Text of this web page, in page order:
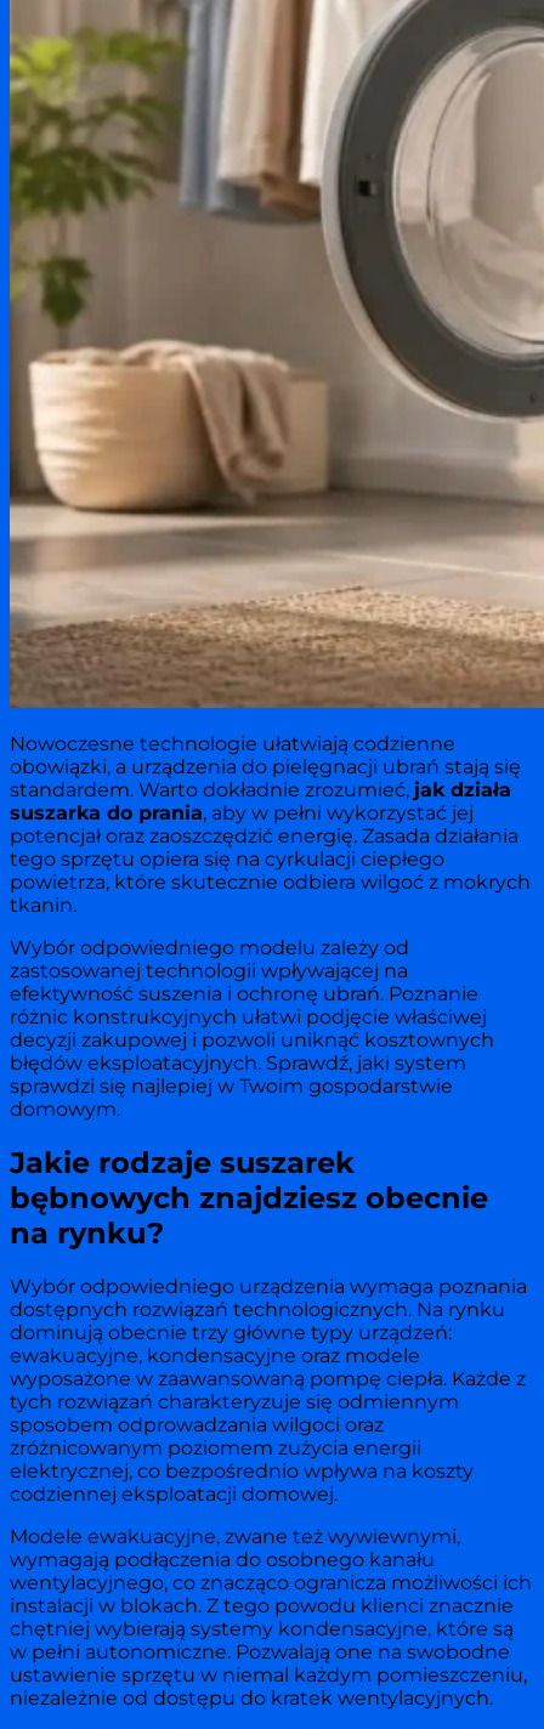
Nowoczesne technologie ułatwiają codzienne
obowiązki, a urządzenia do pielęgnacji ubrań stają się
standardem. Warto dokładnie zrozumieć, jak działa
suszarka do prania, aby w pełni wykorzystać jej
potencjał oraz zaoszczędzić energię. Zasada działania
tego sprzętu opiera się na cyrkulacji ciepłego
powietrza, które skutecznie odbiera wilgoć z mokrych
tkanin.
Wybór odpowiedniego modelu zależy od
zastosowanej technologii wpływającej na
efektywność suszenia i ochronę ubrań. Poznanie
różnic konstrukcyjnych ułatwi podjęcie właściwej
decyzji zakupowej i pozwoli uniknąć kosztownych
błędów eksploatacyjnych. Sprawdź, jaki system
sprawdzi się najlepiej w Twoim gospodarstwie
domowym.
Jakie rodzaje suszarek
bębnowych znajdziesz obecnie
na rynku?
Wybór odpowiedniego urządzenia wymaga poznania
dostępnych rozwiązań technologicznych. Na rynku
dominują obecnie trzy główne typy urządzeń:
ewakuacyjne, kondensacyjne oraz modele
wyposażone w zaawansowaną pompę ciepła. Każde z
tych rozwiązań charakteryzuje się odmiennym
sposobem odprowadzania wilgoci oraz
zróżnicowanym poziomem zużycia energii
elektrycznej, co bezpośrednio wpływa na koszty
codziennej eksploatacji domowej.
Modele ewakuacyjne, zwane też wywiewnymi,
wymagają podłączenia do osobnego kanału
wentylacyjnego, co znacząco ogranicza możliwości ich
instalacji w blokach. Z tego powodu klienci znacznie
chętniej wybierają systemy kondensacyjne, które są
w pełni autonomiczne. Pozwalają one na swobodne
ustawienie sprzętu w niemal każdym pomieszczeniu,
niezależnie od dostępu do kratek wentylacyjnych.